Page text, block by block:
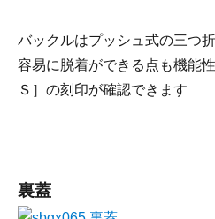
バックルはプッシュ式の三つ
容易に脱着ができる点も機能
Ｓ］の刻印が確認できます
裏蓋